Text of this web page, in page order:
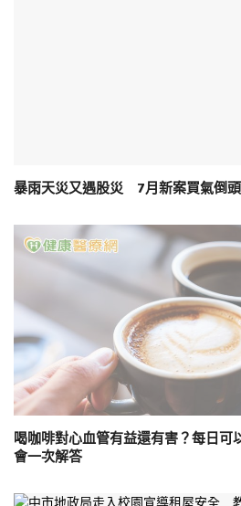
暴雨天災又遇股災 7月新案買氣倒
喝咖啡對心血管有益還有害？每日可
會一次解答